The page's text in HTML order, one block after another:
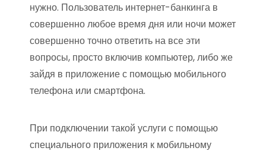
нужно. Пользователь интернет-банкинга в
совершенно любое время дня или ночи может
совершенно точно ответить на все эти
вопросы, просто включив компьютер, либо же
зайдя в приложение с помощью мобильного
телефона или смартфона.
При подключении такой услуги с помощью
специального приложения к мобильному